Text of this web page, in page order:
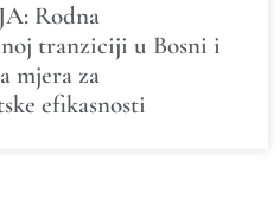
Rodna
tranziciji u Bosni i
mjera za
efikasnosti